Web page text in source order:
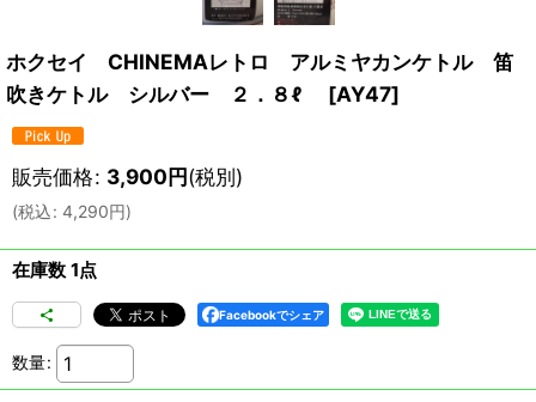
ホクセイ CHINEMAレトロ アルミヤカンケトル 笛
吹きケトル シルバー ２．８ℓ
[AY47]
販売価格: 3,900円(税別)
(税込: 4,290円)
在庫数 1点
Facebookでシェア
数量: